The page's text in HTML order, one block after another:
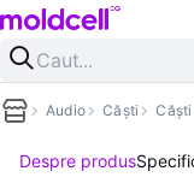
Audio Căști
Despre produs